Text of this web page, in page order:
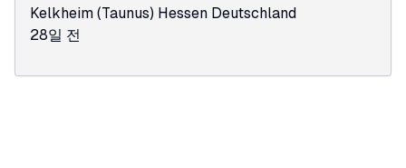
Kelkheim (Taunus) Hessen Deutschland
28일 전